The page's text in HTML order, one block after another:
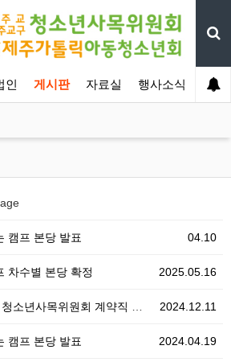
인 게시판 자료실 행사소식
04.10
캠프 본당 발표
2025.05.16
차수별 본당 확정
2024.12.11
사목위원회 계약직 채용 공고
2024.04.19
캠프 본당 발표